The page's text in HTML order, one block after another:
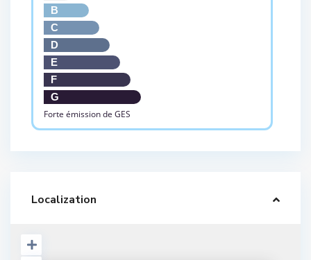
B
C
D
E
F
G
Forte émission de GES
Localization